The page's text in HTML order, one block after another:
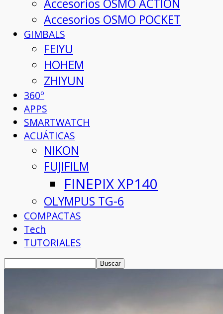
Accesorios OSMO ACTION
Accesorios OSMO POCKET
GIMBALS
FEIYU
HOHEM
ZHIYUN
360º
APPS
SMARTWATCH
ACUÁTICAS
NIKON
FUJIFILM
FINEPIX XP140
OLYMPUS TG-6
COMPACTAS
Tech
TUTORIALES